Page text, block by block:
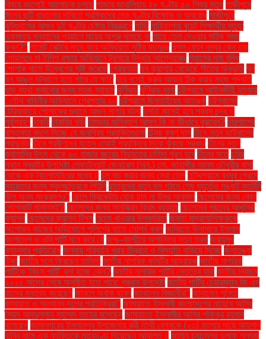
বিষয়ে ভালোই আলোচনা চলছে গাজার জাবালিয়ায় ৪৮ ঘণ্টায় ৫০ শিশুর মৃত্যু গাজীপুরে
ঈদের ছুটি বাড়ানোর দাবিতে শ্রমিকদের দেড় ঘণ্টার বিক্ষোভ ও অবরোধ গাজীপুরে
ঝুটগুদামের আগুন দুই ঘণ্টার চেষ্টায় নিয়ন্ত্রণে গাড়ি গাড়িচাপায় বুয়েট শিক্ষার্থীর মৃত্যু:
একমাত্র সন্তানের প্রয়াণে মায়ের অশ্রু থামছে না গায়ে তেল দেওয়ার সঠিক সময়
কখন?" গার্মেন্ট সেক্টরে নতুন করে অস্থিরতা সৃষ্টির ষড়যন্ত্র গুগল ফোন নম্বর কেন চায়
গোয়ালন্দে মা ইলিশ রক্ষায় অভিযানে ট্রলারে উদ্ধার আগ্নেয়াস্ত্র গ্যাসের দাম বৃদ্ধি
পোশাক খাতে উদ্বেগের সৃষ্টি করেছে গ্রেফতার ঘন কুয়াশায় বেড়েছে শীতের অনুভূতি ঘন
ঘন আঙুল মটকালে হতে পারে যে ক্ষতি ঘরে বসেই ভ্রুর আকার ঠিক করার সহজ পদ্ধতি
ঘাড় ব্যথা কমানোর জন্য সহজ ব্যায়াম ঘূর্ণিঝড় ঘূর্ণিঝড় দানা চট্টগ্রামে আইনজীবী হত্যায়
: যৌথ বাহিনীর অভিযানে গ্রেপ্তার ২০ চট্টগ্রামে ছিনতাইয়ের আতঙ্ক চট্টগ্রামের
টেরিবাজারে পোশাকের গুদামে আগুন লাগার ঘটনা চলতি মাসেই হবে প্রথম চন্দ্র ও
সূর্যগ্রহণ চাকরি চাকরির খবর চামড়ার মানিব্যাগ আসল কি না কীভাবে বুঝবেন? চারপাশের
বাস্তবতা বদলে দিচ্ছে যে জনপ্রিয় প্রযুক্তিগুলো চিন্ময় কৃষ্ণ দাস চীনে নতুন ভাইরাসের
প্রাদুর্ভাব চীনে প্রবীণদের যত্নে এআই প্রযুক্তির দিকে ঝুঁকছে সরকার চীনের নতুন
জ্বালানির উৎস থেকে ৬০ হাজার বছরের বিদ্যুতের চাহিদা পূরণ হবে চীনের মতে চুরির
স্থান স্বরাষ্ট্র উপদেষ্টা লেফটেন্যান্ট জেনারেল (অব.) মো. জাহাঙ্গীর আলম চৌধুরীর বাসা
থেকে এক কিলোমিটারের মধ্যে। চুল বড় করার জন্য সেরা তেল চৌদ্দগ্রামে বন্ধুর প্রেমে
সহায়তার জন্য স্কুলছাত্রকে পিটুনি ছাত্রদের নতুন দল গঠনে শেষ মুহূর্তেও সঙ্কট কাটেনি
ছিল অন্য সংক্রমণও" ছেলে ক্রিকেটার হোক চান না উমর আকমল ছেলেদের জন্য কোন
পোশাকটি মানানসই? ছেলেদের জন্য সানস্ক্রিন ক্রিম ব্যবহার ছেলেদের পছন্দের আধুনিক
ফ্যাশন ছেলেদের ফ্যাশন টিপস ছোলা খাওয়ার উপকারিতা জনতা মাদ্রাসাশিক্ষককে
অশোভন কাজের অভিযোগে পুলিশের হাতে সোপর্দ করল জমিয়তে উলামায়ে ইসলাম
বাংলাদেশ ও এবি পার্টি মনে করে যে জম্মু–কাশ্মীরে অশান্তির নতুন তরঙ্গ জরায়ুমুখ
ক্যানসার প্রতিরোধ জলবায়ু পরিবর্তন খরার তীব্রতা ও বিস্তৃতি বাড়িয়ে দিচ্ছে জলাতঙ্ক
টিকা জাতীয় দলে ফিরছেন তামিম! জাতীয় নাগরিক কমিটির আহ্বায়ক জাতীয় নাগরিক
পার্টিকে ‘কিংস পার্টি’ বলা হচ্ছে কেন? জাতীয় নাগরিক পার্টির নেতৃত্বে যারা জাতীয় নির্বাচন
২০২৫ সালের শেষে অনুষ্ঠিত হতে পারে: প্রধান উপদেষ্টা জাতীয় পার্টির চেয়ারম্যান জি এম
কাদের মন্তব্য করেছেন জানলে অবাক হবেন জানালেন বিজ্ঞানীরা" জানালেন সুনিতা
জামায়াত ও অন্যান্য দলের প্রতিক্রিয়া'' জামায়াতে ইসলামী বাংলাদেশের নায়েবে আমির
সৈয়দ আবদুল্লাহ মুহাম্মদ তাহের বলেছেন জামায়াতে ইসলামীর আমির শফিকুর রহমান
বলেছেন জামালপুরের ইসলামপুর উপজেলায় স্ত্রী তিথী বেগমকে (২৩) হত্যার দায়ে আহসান
হাবিব নামে এক ব্যক্তিকে মৃত্যুদণ্ড দিয়েছেন আদালত। জার্মান চ্যান্সেলর ওলাফ শলৎজ